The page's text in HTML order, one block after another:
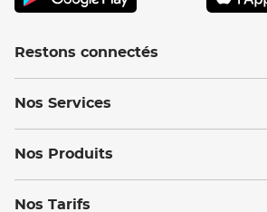
Restons connectés
Nos Services
Nos Produits
Nos Tarifs